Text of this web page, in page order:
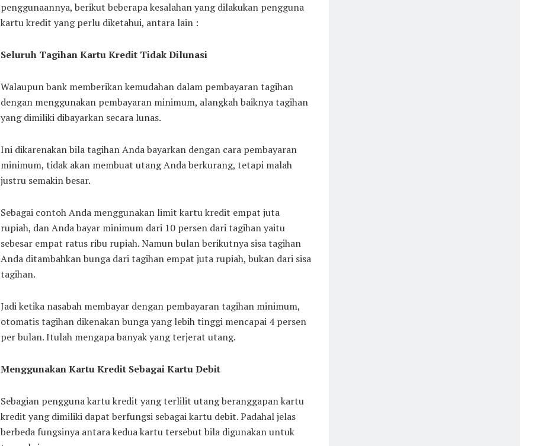
penggunaannya, berikut beberapa kesalahan yang dilakukan pengguna
kartu kredit yang perlu diketahui, antara lain :
Seluruh Tagihan Kartu Kredit Tidak Dilunasi
Walaupun bank memberikan kemudahan dalam pembayaran tagihan
dengan menggunakan pembayaran minimum, alangkah baiknya tagihan
yang dimiliki dibayarkan secara lunas.
Ini dikarenakan bila tagihan Anda bayarkan dengan cara pembayaran
minimum, tidak akan membuat utang Anda berkurang, tetapi malah
justru semakin besar.
Sebagai contoh Anda menggunakan limit kartu kredit empat juta
rupiah, dan Anda bayar minimum dari 10 persen dari tagihan yaitu
sebesar empat ratus ribu rupiah. Namun bulan berikutnya sisa tagihan
Anda ditambahkan bunga dari tagihan empat juta rupiah, bukan dari sisa
tagihan.
Jadi ketika nasabah membayar dengan pembayaran tagihan minimum,
otomatis tagihan dikenakan bunga yang lebih tinggi mencapai 4 persen
per bulan. Itulah mengapa banyak yang terjerat utang.
Menggunakan Kartu Kredit Sebagai Kartu Debit
Sebagian pengguna kartu kredit yang terlilit utang beranggapan kartu
kredit yang dimiliki dapat berfungsi sebagai kartu debit. Padahal jelas
berbeda fungsinya antara kedua kartu tersebut bila digunakan untuk